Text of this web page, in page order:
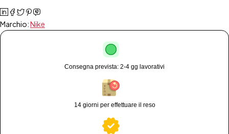
Marchio:Nike
Consegna prevista: 2-4 gg lavorativi
14 giorni per effettuare il reso